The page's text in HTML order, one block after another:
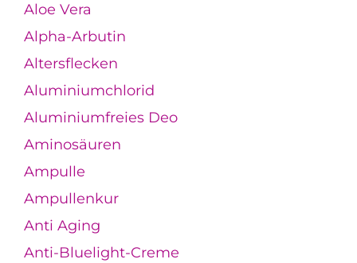
Aloe Vera
Alpha-Arbutin
Altersflecken
Aluminiumchlorid
Aluminiumfreies Deo
Aminosäuren
Ampulle
Ampullenkur
Anti Aging
Anti-Bluelight-Creme